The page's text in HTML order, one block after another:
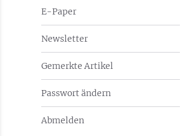
E-Paper
Newsletter
Gemerkte Artikel
Passwort ändern
Abmelden